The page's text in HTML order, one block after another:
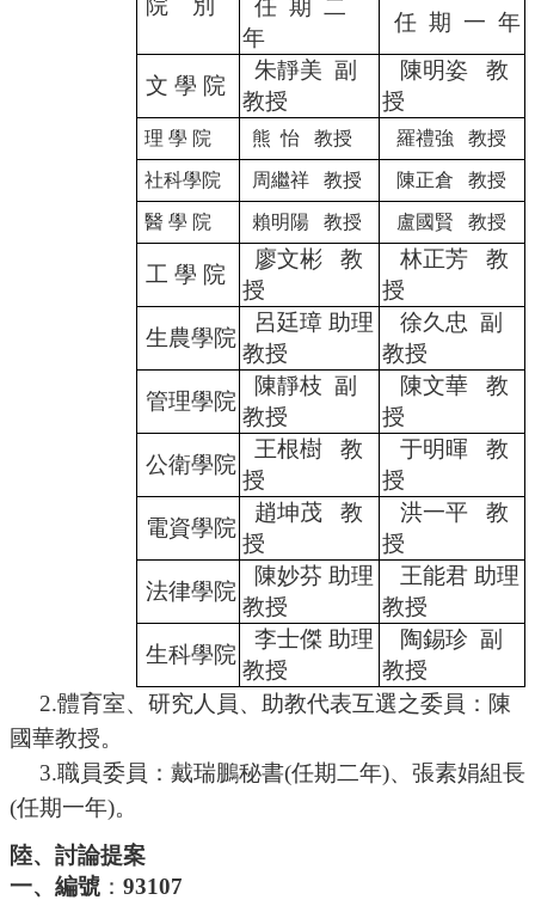
院 別
任 期
二
年
任 期 一 年
文 學 院
朱靜美 副
教授
陳明姿
教
授
理 學 院 熊 怡 教授 羅禮強 教授
社科學院 周繼祥 教授 陳正倉 教授
醫 學 院 賴明陽 教授 盧國賢 教授
工 學 院
廖文彬
教
授
林正芳
教
授
生農學院
呂廷璋 助理
教授
徐久忠 副
教授
管理學院
陳靜枝 副
教授
陳文華
教
授
公衛學院
王根樹
教
授
于明暉
教
授
電資學院
趙坤茂
教
授
洪一平
教
授
法律學院
陳妙芬 助理
教授
王能君 助理
教授
生科學院
李士傑 助理
教授
陶錫珍 副
教授
2.體育室、研究人員、助教代表互選之委員：陳
國華教授。
3.職員委員：戴瑞鵬秘書(任期二年)、張素娟組長
(任期一年)。
陸、討論提案
一、編號 ： 93107